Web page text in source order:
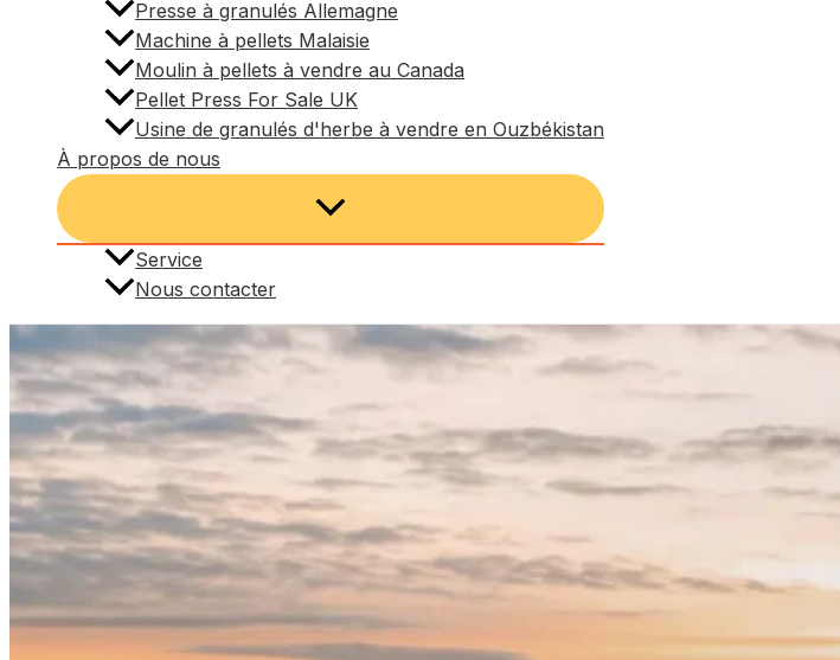
Presse à granulés Allemagne
Machine à pellets Malaisie
Moulin à pellets à vendre au Canada
Pellet Press For Sale UK
Usine de granulés d'herbe à vendre en Ouzbékistan
À propos de nous
Service
Nous contacter